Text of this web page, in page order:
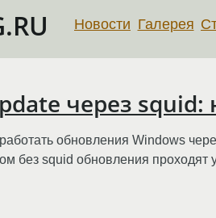
Новости Галерея
через
обновления Windows
без squid обновления